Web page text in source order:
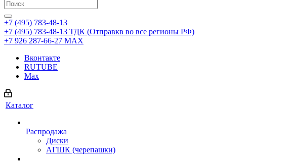
+7 (495) 783-48-13
+7 (495) 783-48-13 ТДК (Отправкв во все регионы РФ)
+7 926 287-66-27 МАХ
Вконтакте
RUTUBE
Max
Каталог
Распродажа
Диски
АГШК (черепашки)